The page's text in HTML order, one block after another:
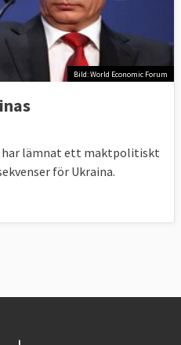
Bild: World Economic Forum
har lämnat ett maktpolitiskt
för Ukraina.